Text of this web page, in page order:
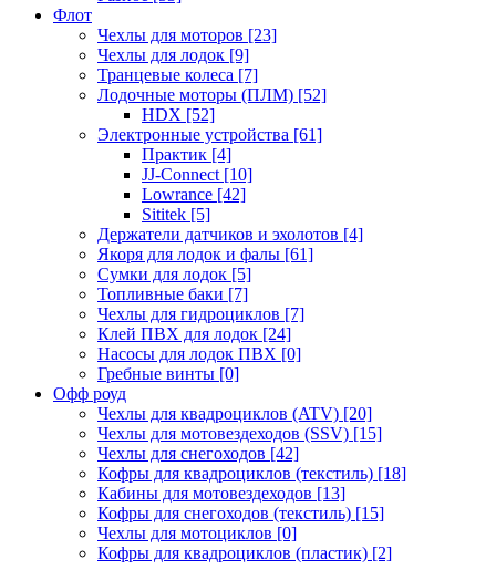
Флот
Чехлы для моторов [23]
Чехлы для лодок [9]
Транцевые колеса [7]
Лодочные моторы (ПЛМ) [52]
HDX [52]
Электронные устройства [61]
Практик [4]
JJ-Connect [10]
Lowrance [42]
Sititek [5]
Держатели датчиков и эхолотов [4]
Якоря для лодок и фалы [61]
Сумки для лодок [5]
Топливные баки [7]
Чехлы для гидроциклов [7]
Клей ПВХ для лодок [24]
Насосы для лодок ПВХ [0]
Гребные винты [0]
Офф роуд
Чехлы для квадроциклов (ATV) [20]
Чехлы для мотовездеходов (SSV) [15]
Чехлы для снегоходов [42]
Кофры для квадроциклов (текстиль) [18]
Кабины для мотовездеходов [13]
Кофры для снегоходов (текстиль) [15]
Чехлы для мотоциклов [0]
Кофры для квадроциклов (пластик) [2]